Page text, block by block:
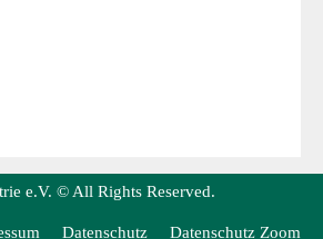
e.V. © All Rights Reserved.
Datenschutz Datenschutz Zoom